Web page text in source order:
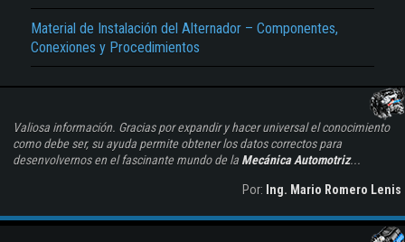
Material de Instalación del Alternador – Componentes,
Conexiones y Procedimientos
Valiosa información. Gracias por expandir y hacer universal el conocimiento
como debe ser, su ayuda permite obtener los datos correctos para
desenvolvernos en el fascinante mundo de la Mecánica Automotriz...
Por: Ing. Mario Romero Lenis